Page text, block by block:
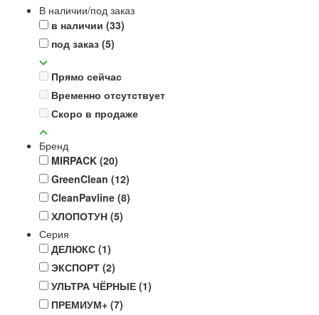
В наличии/под заказ
в наличии (33)
под заказ (5)
Прямо сейчас
Временно отсутствует
Скоро в продаже
Бренд
MIRPACK (20)
GreenClean (12)
CleanPavline (8)
ХЛОПОТУН (5)
Серия
ДЕЛЮКС (1)
ЭКСПОРТ (2)
УЛЬТРА ЧЁРНЫЕ (1)
ПРЕМИУМ+ (7)